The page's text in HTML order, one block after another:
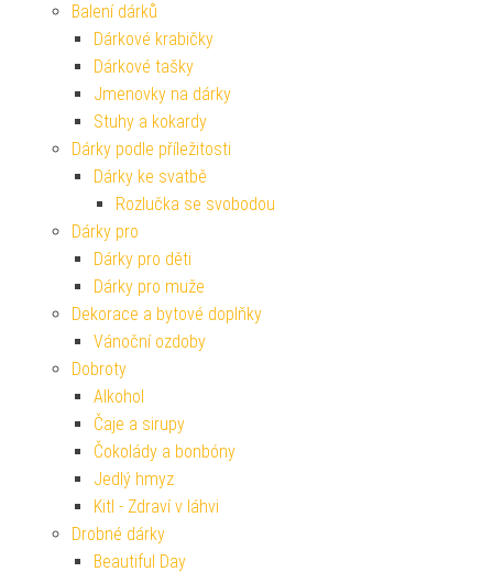
Balení dárků
Dárkové krabičky
Dárkové tašky
Jmenovky na dárky
Stuhy a kokardy
Dárky podle příležitosti
Dárky ke svatbě
Rozlučka se svobodou
Dárky pro
Dárky pro děti
Dárky pro muže
Dekorace a bytové doplňky
Vánoční ozdoby
Dobroty
Alkohol
Čaje a sirupy
Čokolády a bonbóny
Jedlý hmyz
Kitl - Zdraví v láhvi
Drobné dárky
Beautiful Day